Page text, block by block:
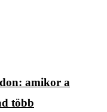
amikor a
több